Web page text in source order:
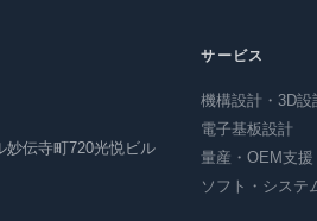
妙伝寺町720光悦ビル
サービス
機構設計・3D設
電子基板設計
量産・OEM支援
ソフト・システ